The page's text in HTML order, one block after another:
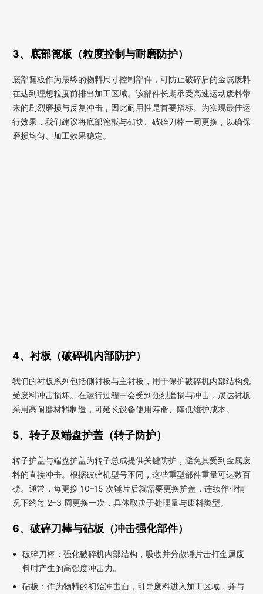
3、底部篦板（粒度控制与耐磨防护）
底部篦板作为最终的物料尺寸控制部件，可防止破碎后的金属废料
在达到理想粒度前排出加工区域。该部件长期承受高速运动废料带
来的剧烈磨损与反复冲击，因此耐用性是首要指标。为实现最佳运
行效果，我们建议将底部篦板与砧块、破碎刀棒一同更换，以确保
磨损均匀、加工效果稳定。
4、衬板（破碎机内部防护）
我们的衬板系列包括侧衬板与主衬板，用于保护破碎机内部结构免
受废料冲击损坏。在运行过程中会受到强烈磨损与冲击，晟达衬板
采用高耐磨材料制造，可延长设备使用寿命、降低维护成本。
5、转子及端盘护盖（转子防护）
转子护盖与端盘护盖为转子总成提供关键防护，避免其受到金属废
料的直接冲击。根据破碎机型号不同，这些重型部件重量可达数百
磅。通常，每更换 10–15 次锤片后就需要更换护盖，连续作业情
况下约每 2–3 周更换一次，具体取决于处理量与废料类型。
6、破碎刀棒与砧板（冲击强化部件）
破碎刀棒：强化破碎机内部结构，吸收并分散锤片击打金属废
料时产生的高强度冲击力。
砧板：作为物料的初始冲击面，引导废料进入加工区域，并与